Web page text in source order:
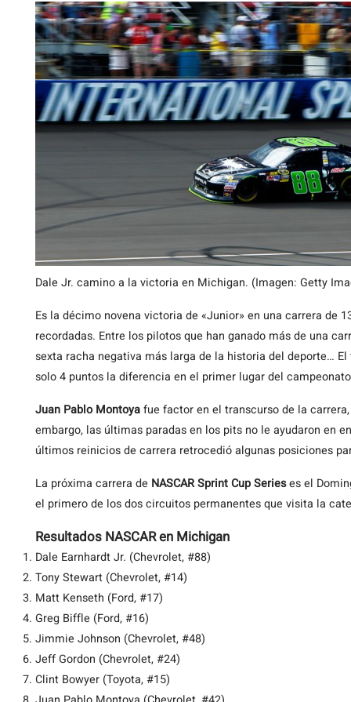
Dale Jr. camino a la victoria en Michigan. (Imagen: Getty
Es la décimo novena victoria de «Junior» en una carrera de
recordadas. Entre los pilotos que han ganado más de una
sexta racha negativa más larga de la historia del deporte…
solo 4 puntos la diferencia en el primer lugar del
Juan Pablo Montoyafue factor en el transcurso de la
embargo, las últimas paradas en los pits no le ayudaron en
últimos reinicios de carrera retrocedió algunas posiciones
La próxima carrera de NASCAR Sprint Cup Serieses el
el primero de los dos circuitos permanentes que visita la
Resultados NASCAR en Michigan
Dale Earnhardt Jr. (Chevrolet, #88)
Tony Stewart (Chevrolet, #14)
Matt Kenseth (Ford, #17)
Greg Biffle (Ford, #16)
Jimmie Johnson (Chevrolet, #48)
Jeff Gordon (Chevrolet, #24)
Clint Bowyer (Toyota, #15)